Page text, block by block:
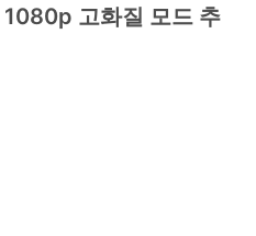
고화질 모드 추